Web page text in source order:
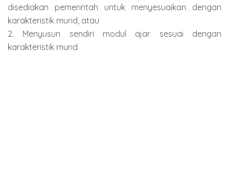
disediakan pemerintah untuk menyesuaikan dengan
karakteristik murid, atau
2. Menyusun sendiri modul ajar sesuai dengan
karakteristik murid